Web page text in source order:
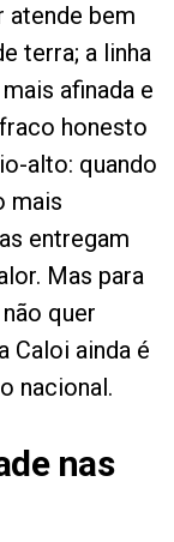
atende bem
terra; a linha
afinada e
honesto
alto: quando
mais
entregam
Mas para
quer
Caloi ainda é
nacional.
nas